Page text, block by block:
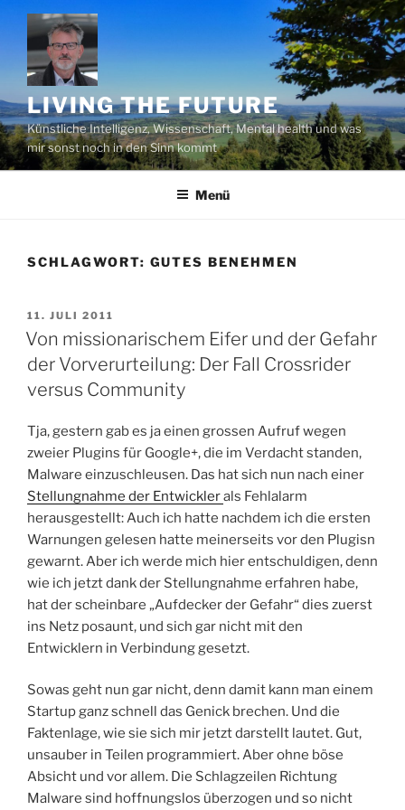
Zum
Inhalt
springen
LIVING THE FUTURE
Künstliche Intelligenz, Wissenschaft, Mental health und was
mir sonst noch in den Sinn kommt
Menü
SCHLAGWORT: GUTES BENEHMEN
VERÖFFENTLICHT
AM
11. JULI 2011
Von missionarischem Eifer und der Gefahr
der Vorverurteilung: Der Fall Crossrider
versus Community
Tja, gestern gab es ja einen grossen Aufruf wegen
zweier Plugins für Google+, die im Verdacht standen,
Malware einzuschleusen. Das hat sich nun nach einer
Stellungnahme der Entwicklerals Fehlalarm
herausgestellt: Auch ich hatte nachdem ich die ersten
Warnungen gelesen hatte meinerseits vor den Plugisn
gewarnt. Aber ich werde mich hier entschuldigen, denn
wie ich jetzt dank der Stellungnahme erfahren habe,
hat der scheinbare „Aufdecker der Gefahr“ dies zuerst
ins Netz posaunt, und sich gar nicht mit den
Entwicklern in Verbindung gesetzt.
Sowas geht nun gar nicht, denn damit kann man einem
Startup ganz schnell das Genick brechen. Und die
Faktenlage, wie sie sich mir jetzt darstellt lautet. Gut,
unsauber in Teilen programmiert. Aber ohne böse
Absicht und vor allem. Die Schlagzeilen Richtung
Malware sind hoffnungslos überzogen und so nicht